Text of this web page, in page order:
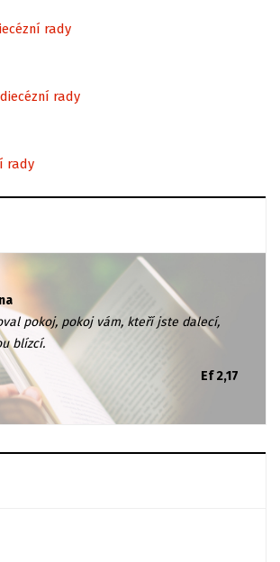
rady
rady
rady
pokoj, pokoj vám, kteří jste dalecí,
blízcí.
Ef 2,17